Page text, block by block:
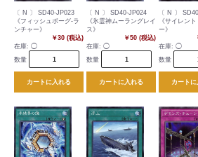
〔 N 〕 SD40-JP023
《フィッシュボーグ-ラ
ンチャー》
￥30 (税込)
在庫: ◯
数量
カートに入れる
〔 N 〕 SD40-JP024
《氷霊神ムーラングレイ
ス》
￥50 (税込)
在庫: ◯
数量
カートに入れる
〔 N 〕
《サイレン
ー》
在庫: ◯
数量
カート